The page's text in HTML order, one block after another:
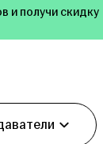
и получи скидку